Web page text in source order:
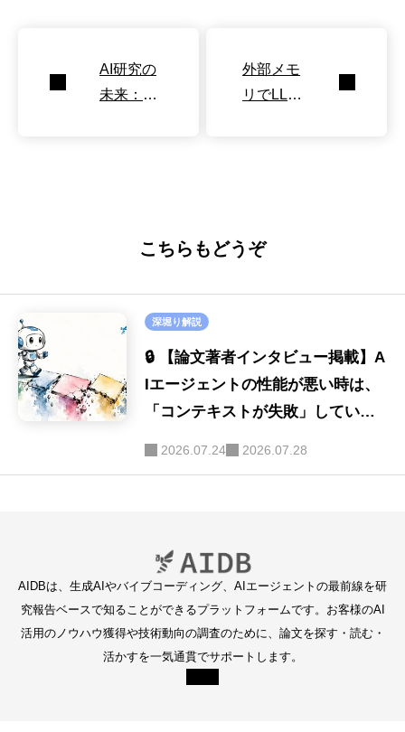
AI研究の
未来：主
外部メモ
リでLLM
こちらもどうぞ
深堀り解説
🔒 【論文著者インタビュー掲載】A
Iエージェントの性能が悪い時は、
「コンテキストが失敗」している
2026.07.24 2026.07.28
AIDBは、生成AIやバイブコーディング、AIエージェントの最前線を研
究報告ベースで知ることができるプラットフォームです。お客様のAI
活用のノウハウ獲得や技術動向の調査のために、論文を探す・読む・
活かすを一気通貫でサポートします。